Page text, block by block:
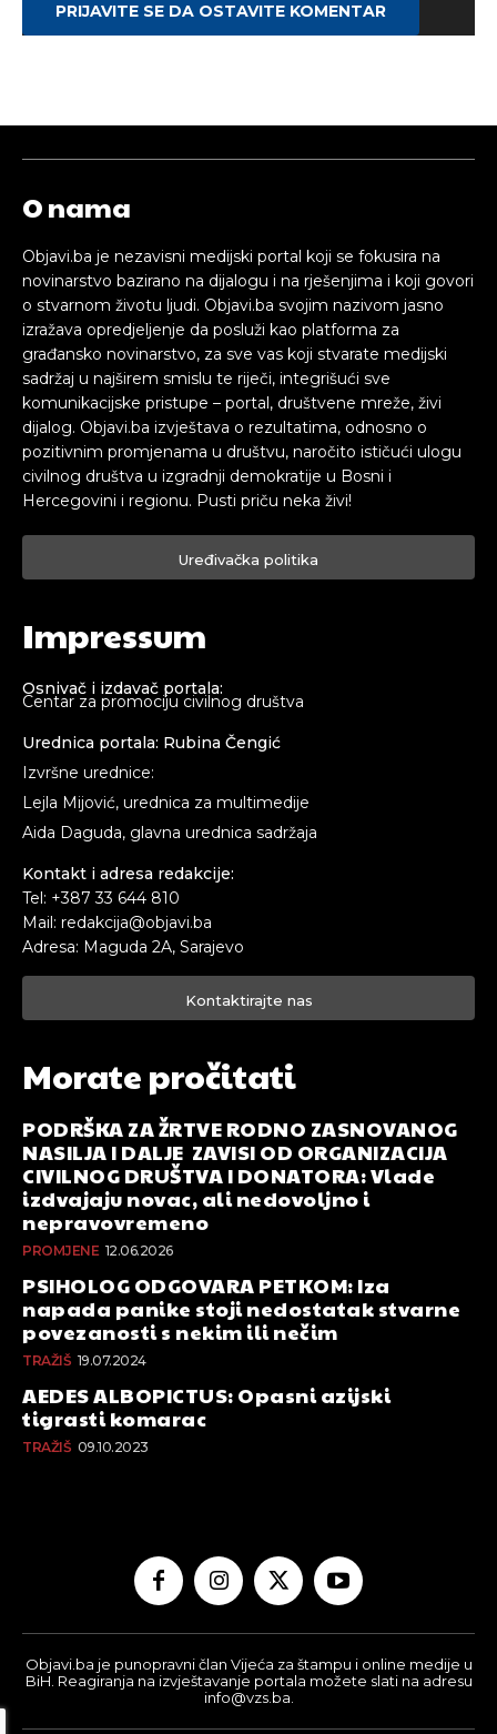
PRIJAVITE SE DA OSTAVITE KOMENTAR
O nama
Objavi.ba je nezavisni medijski portal koji se fokusira na
novinarstvo bazirano na dijalogu i na rješenjima i koji govori
o stvarnom životu ljudi. Objavi.ba svojim nazivom jasno
izražava opredjeljenje da posluži kao platforma za
građansko novinarstvo, za sve vas koji stvarate medijski
sadržaj u najširem smislu te riječi, integrišući sve
komunikacijske pristupe – portal, društvene mreže, živi
dijalog. Objavi.ba izvještava o rezultatima, odnosno o
pozitivnim promjenama u društvu, naročito ističući ulogu
civilnog društva u izgradnji demokratije u Bosni i
Hercegovini i regionu. Pusti priču neka živi!
Uređivačka politika
Impressum
Osnivač i izdavač portala:
Centar za promociju civilnog društva
Urednica portala: Rubina Čengić
Izvršne urednice:
Lejla Mijović, urednica za multimedije
Aida Daguda, glavna urednica sadržaja
Kontakt i adresa redakcije:
Tel: +387 33 644 810
Mail: redakcija@objavi.ba
Adresa: Maguda 2A, Sarajevo
Kontaktirajte nas
Morate pročitati
PODRŠKA ZA ŽRTVE RODNO ZASNOVANOG
NASILJA I DALJE ZAVISI OD ORGANIZACIJA
CIVILNOG DRUŠTVA I DONATORA: Vlade
izdvajaju novac, ali nedovoljno i
nepravovremeno
PROMJENE 12.06.2026
PSIHOLOG ODGOVARA PETKOM: Iza
napada panike stoji nedostatak stvarne
povezanosti s nekim ili nečim
TRAŽIŠ 19.07.2024
AEDES ALBOPICTUS: Opasni azijski
tigrasti komarac
TRAŽIŠ 09.10.2023
Objavi.ba je punopravni član Vijeća za štampu i online medije u
BiH. Reagiranja na izvještavanje portala možete slati na adresu
info@vzs.ba.